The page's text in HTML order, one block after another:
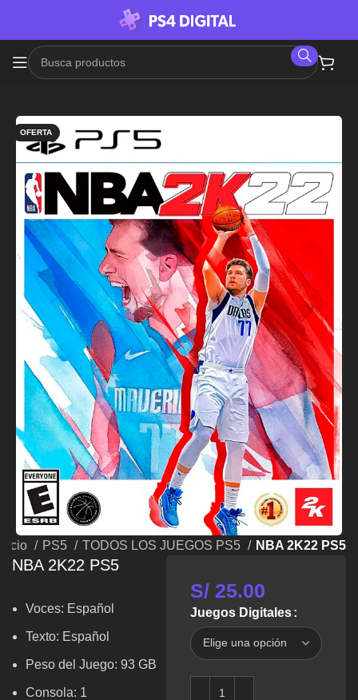
OFERTA
PS5 TODOS LOS JUEGOS PS5 NBA 2K22 PS5
NBA 2K22 PS5
Voces: Español
Texto: Español
Peso del Juego: 93 GB
Consola: 1
S/25.00
Juegos Digitales